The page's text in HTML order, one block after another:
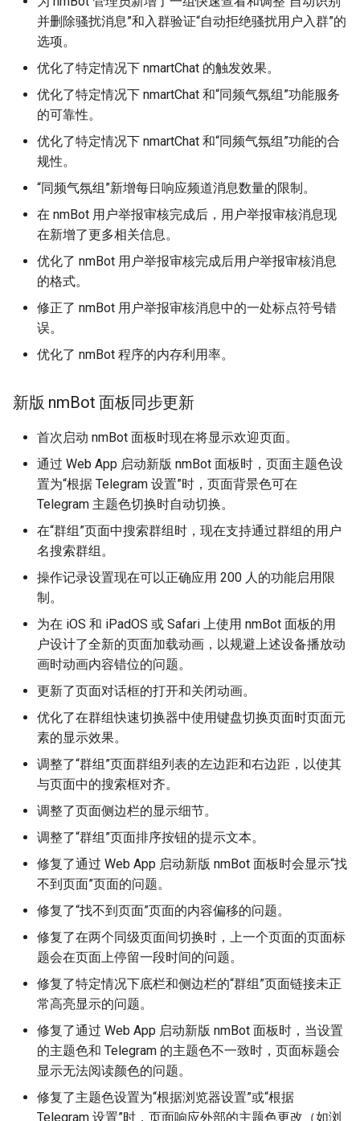
并删除骚扰消息”和入群验证“自动拒绝骚扰用户入群”的
选项。
优化了特定情况下 nmartChat 的触发效果。
优化了特定情况下 nmartChat 和“同频气氛组”功能服务
的可靠性。
优化了特定情况下 nmartChat 和“同频气氛组”功能的合
规性。
“同频气氛组”新增每日响应频道消息数量的限制。
在 nmBot 用户举报审核完成后，用户举报审核消息现
在新增了更多相关信息。
优化了 nmBot 用户举报审核完成后用户举报审核消息
的格式。
修正了 nmBot 用户举报审核消息中的一处标点符号错
误。
优化了 nmBot 程序的内存利用率。
新版 nmBot 面板同步更新
首次启动 nmBot 面板时现在将显示欢迎页面。
通过 Web App 启动新版 nmBot 面板时，页面主题色设
置为“根据 Telegram 设置”时，页面背景色可在
Telegram 主题色切换时自动切换。
在“群组”页面中搜索群组时，现在支持通过群组的用户
名搜索群组。
操作记录设置现在可以正确应用 200 人的功能启用限
制。
为在 iOS 和 iPadOS 或 Safari 上使用 nmBot 面板的用
户设计了全新的页面加载动画，以规避上述设备播放动
画时动画内容错位的问题。
更新了页面对话框的打开和关闭动画。
优化了在群组快速切换器中使用键盘切换页面时页面元
素的显示效果。
调整了“群组”页面群组列表的左边距和右边距，以使其
与页面中的搜索框对齐。
调整了页面侧边栏的显示细节。
调整了“群组”页面排序按钮的提示文本。
修复了通过 Web App 启动新版 nmBot 面板时会显示“找
不到页面”页面的问题。
修复了“找不到页面”页面的内容偏移的问题。
修复了在两个同级页面间切换时，上一个页面的页面标
题会在页面上停留一段时间的问题。
修复了特定情况下底栏和侧边栏的“群组”页面链接未正
常高亮显示的问题。
修复了通过 Web App 启动新版 nmBot 面板时，当设置
的主题色和 Telegram 的主题色不一致时，页面标题会
显示无法阅读颜色的问题。
修复了主题色设置为“根据浏览器设置”或“根据
Telegram 设置”时，页面响应外部的主题色更改（如浏